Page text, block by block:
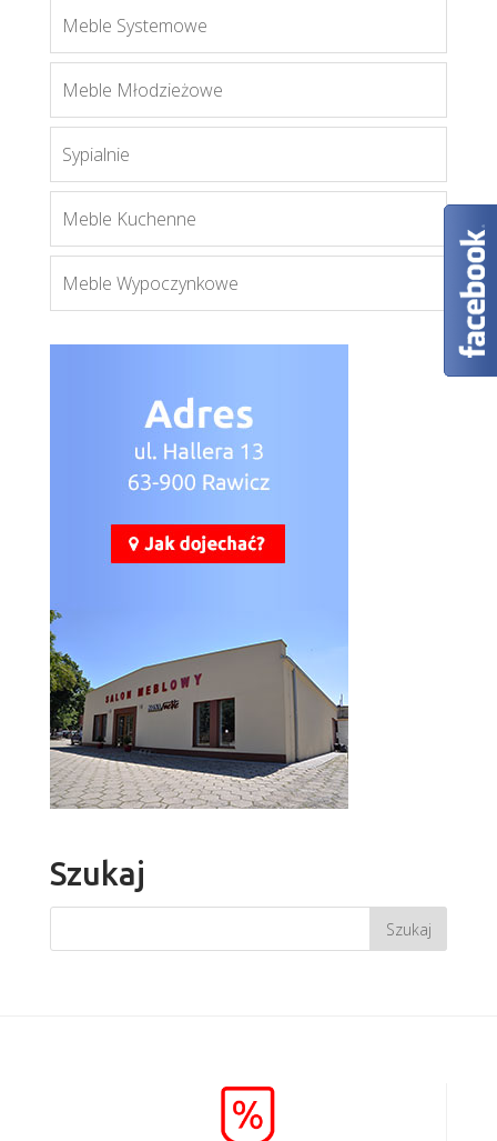
Meble Systemowe
Meble Młodzieżowe
Sypialnie
Meble Kuchenne
Meble Wypoczynkowe
Szukaj